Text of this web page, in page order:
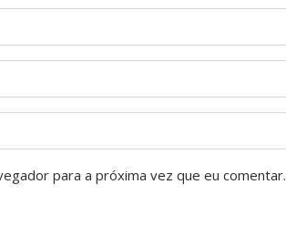
para a próxima vez que eu comentar.